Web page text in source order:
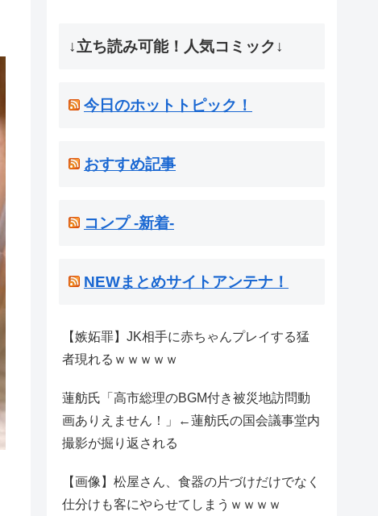
↓立ち読み可能！人気コミック↓
今日のホットトピック！
おすすめ記事
コンプ -新着-
NEWまとめサイトアンテナ！
【嫉妬罪】JK相手に赤ちゃんプレイする猛
者現れるｗｗｗｗｗ
蓮舫氏「高市総理のBGM付き被災地訪問動
画ありえません！」←蓮舫氏の国会議事堂内
撮影が掘り返される
【画像】松屋さん、食器の片づけだけでなく
仕分けも客にやらせてしまうｗｗｗｗ